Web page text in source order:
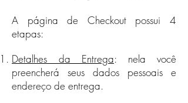
empresa de frete, contratada pela
Austral®. Não será cobrado novo
valor de frete do cliente.
Território Nacional
Para o Brasil, o envio é feito pelo
serviço PAC dos Correios.
Trabalhamos com uma taxa fixa de
r para solicitar sua troca ou
devolução, e para que possamos lhe
fornecer todo o auxílio necessário.
É importante lembrar que a troca só
será efetuada se o produto
apresentar defeito de fabricação e
não de mau uso, estando em sua
A página de Checkout possui 4
etapas:
Detalhes da Entrega: nela você
preencherá seus dados pessoais e
endereço de entrega.